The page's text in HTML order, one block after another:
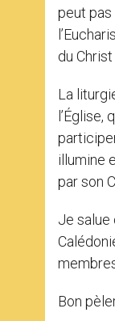
peut pas
du
La
illumine
par son
Je salue
Bon